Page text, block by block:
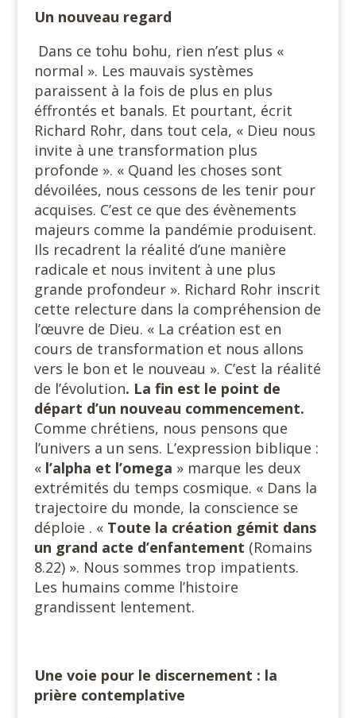
Un nouveau regard
Dans ce tohu bohu, rien n’est plus «
normal ». Les mauvais systèmes
paraissent à la fois de plus en plus
éffrontés et banals. Et pourtant, écrit
Richard Rohr, dans tout cela, « Dieu nous
invite à une transformation plus
profonde ». « Quand les choses sont
dévoilées, nous cessons de les tenir pour
acquises. C’est ce que des évènements
majeurs comme la pandémie produisent.
Ils recadrent la réalité d’une manière
radicale et nous invitent à une plus
grande profondeur ». Richard Rohr inscrit
cette relecture dans la compréhension de
l’œuvre de Dieu. « La création est en
cours de transformation et nous allons
vers le bon et le nouveau ». C’est la réalité
de l’évolution. La fin est le point de
départ d’un nouveau commencement.
Comme chrétiens, nous pensons que
l’univers a un sens. L’expression biblique :
« l’alpha et l’omega » marque les deux
extrémités du temps cosmique. « Dans la
trajectoire du monde, la conscience se
déploie . « Toute la création gémit dans
un grand acte d’enfantement (Romains
8.22) ». Nous sommes trop impatients.
Les humains comme l’histoire
grandissent lentement.
Une voie pour le discernement : la
prière contemplative